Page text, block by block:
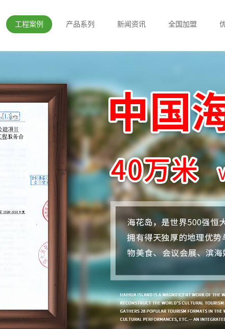
工程案例 产品系列 新闻资讯 全国加盟